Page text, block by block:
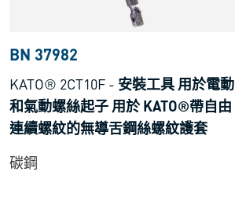
BN 37982
KATO® 2CT10F - 安裝工具 用於電動
和氣動螺絲起子 用於 KATO®帶自由
連續螺紋的無導舌鋼絲螺紋護套
碳鋼